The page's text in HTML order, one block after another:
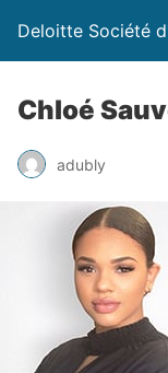
Deloitte Société
Chloé
adubly